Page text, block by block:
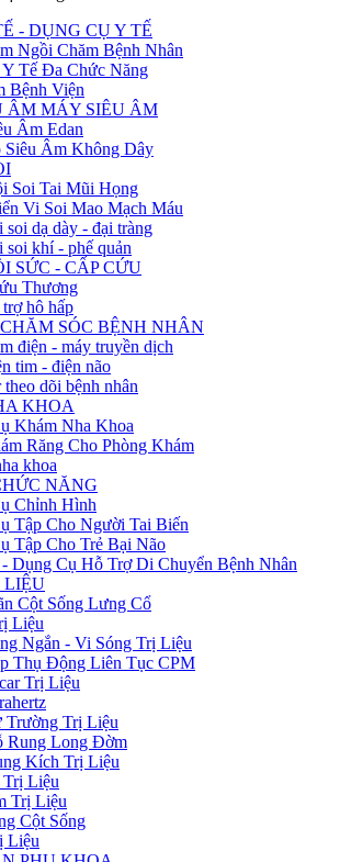
- DỤNG CỤ Y TẾ
Ngồi Chăm Bệnh Nhân
Tế Đa Chức Năng
Bệnh Viện
MÁY SIÊU ÂM
Âm Edan
Âm Không Dây
Soi Tai Mũi Họng
Vi Soi Mao Mạch Máu
soi dạ dày - đại tràng
soi khí - phế quản
SỨC - CẤP CỨU
Thương
hô hấp
SÓC BỆNH NHÂN
điện - máy truyền dịch
tim - điện não
dõi bệnh nhân
KHOA
Khám Nha Khoa
Răng Cho Phòng Khám
khoa
NĂNG
Chỉnh Hình
Tập Cho Người Tai Biến
Tập Cho Trẻ Bại Não
Dụng Cụ Hỗ Trợ Di Chuyển Bệnh Nhân
LIỆU
Cột Sống Lưng Cổ
Liệu
Ngắn - Vi Sóng Trị Liệu
Thụ Động Liên Tục CPM
Trị Liệu
Trường Trị Liệu
Rung Long Đờm
Kích Trị Liệu
Liệu
Trị Liệu
Cột Sống
Liệu